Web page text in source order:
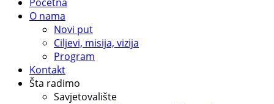
O nama
Novi put
Ciljevi, misija, vizija
Program
Kontakt
Šta radimo
Savjetovalište